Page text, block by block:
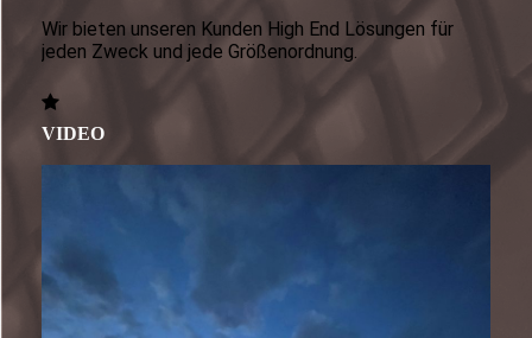
Wir bieten unseren Kunden High End Lösungen für
jeden Zweck und jede Größenordnung.
VIDEO